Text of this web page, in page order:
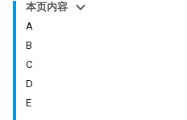
本页内容
A
B
C
D
E